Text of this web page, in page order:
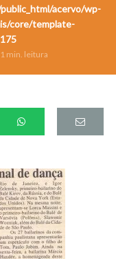
acervo/wp-
core/template-
175
1 min. leitura